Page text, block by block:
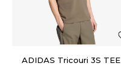
ADIDAS Tricouri 3S TEE